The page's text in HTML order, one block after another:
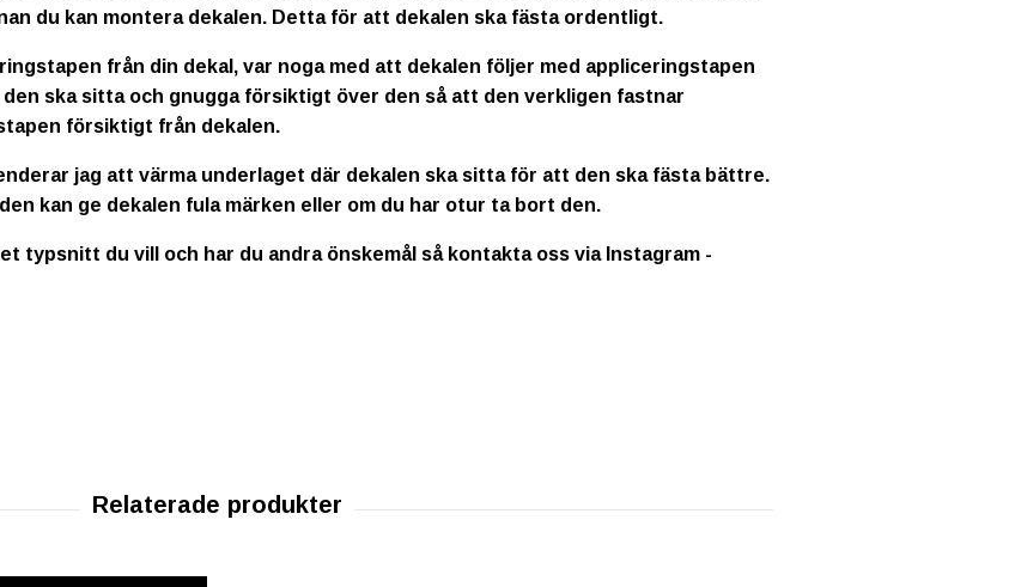
du kan montera dekalen. Detta för att dekalen ska fästa ordentligt.
från din dekal, var noga med att dekalen följer med appliceringstapen
den ska sitta och gnugga försiktigt över den så att den verkligen fastnar
försiktigt från dekalen.
jag att värma underlaget där dekalen ska sitta för att den ska fästa bättre.
kan ge dekalen fula märken eller om du har otur ta bort den.
typsnitt du vill och har du andra önskemål så kontakta oss via Instagram -